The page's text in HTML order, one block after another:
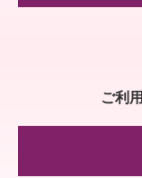
ご利